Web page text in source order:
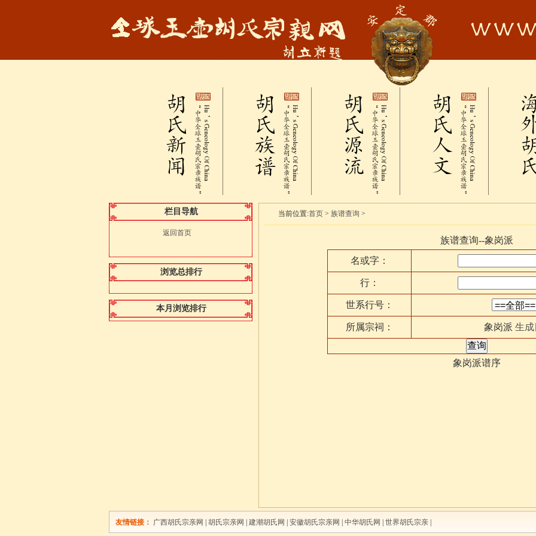
栏目导航
返回首页
浏览总排行
本月浏览排行
当前位置:首页 >族谱查询 >
族谱查询--象岗派
名或字：
行：
世系行号：
所属宗祠： 象岗派 生
象岗派谱序
友情链接： 广西胡氏宗亲网 胡氏宗亲网 建潮胡氏网 安徽胡氏宗亲网 中华胡氏网 世界胡氏宗亲